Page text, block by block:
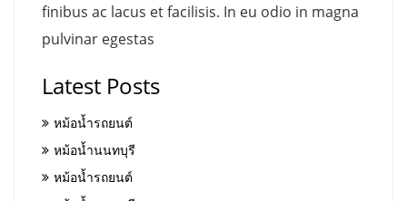
finibus ac lacus et facilisis. In eu odio in magna
pulvinar egestas
Latest Posts
หม้อน้ำรถยนต์
หม้อน้ำนนทบุรี
หม้อน้ำรถยนต์